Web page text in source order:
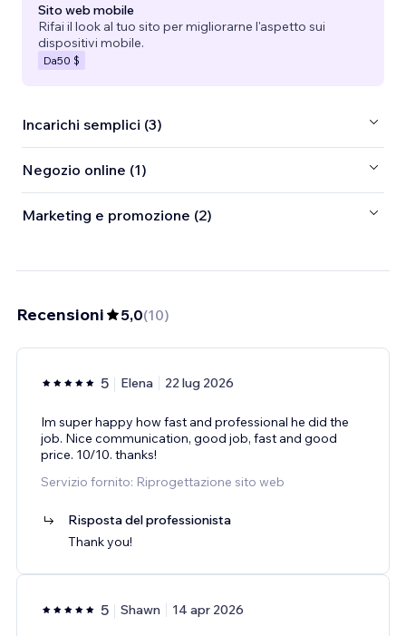
Sito web mobile
Rifai il look al tuo sito per migliorarne l'aspetto sui
dispositivi mobile.
Da50 $
Incarichi semplici (3)
Negozio online (1)
Marketing e promozione (2)
Recensioni 5,0(10)
5 Elena 22 lug 2026
Im super happy how fast and professional he did the
job. Nice communication, good job, fast and good
price. 10/10. thanks!
Servizio fornito: Riprogettazione sito web
Risposta del professionista
Thank you!
5 Shawn 14 apr 2026